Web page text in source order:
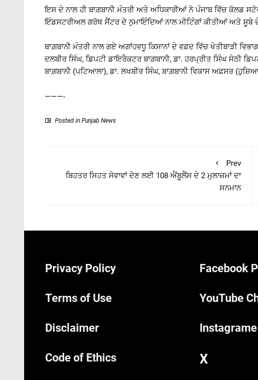
ਇਸ ਦੇ ਨਾਲ ਹੀ ਬਾਗ਼ਬਾਨੀ ਮੰਤਰੀ ਅਤੇ ਅਧਿਕਾਰੀਆਂ ਨੇ ਪੰਜਾਬ ਵਿੱਚ
ਇੰਡਸਟਰੀਅਲ ਗਰੋਥ ਸੈਂਟਰ ਦੇ ਨੁਮਾਇੰਦਿਆਂ ਨਾਲ ਮੀਟਿੰਗਾਂ ਕੀਤੀਆਂ ਅਤੇ ਸੂਬੇ
ਬਾਗ਼ਬਾਨੀ ਮੰਤਰੀ ਨਾਲ ਗਏ ਅਗਾਂਹਵਧੂ ਕਿਸਾਨਾਂ ਦੇ ਵਫ਼ਦ ਵਿੱਚ ਖੇਤੀਬਾੜੀ
ਦਲਬੀਰ ਸਿੰਘ, ਡਿਪਟੀ ਡਾਇਰੈਕਟਰ ਬਾਗ਼ਬਾਨੀ, ਡਾ. ਹਰਪ੍ਰੀਤ ਸਿੰਘ ਸੇਠੀ
ਬਾਗ਼ਬਾਨੀ (ਪਟਿਆਲਾ), ਡਾ. ਲਖਬੀਰ ਸਿੰਘ, ਬਾਗ਼ਬਾਨੀ ਵਿਕਾਸ ਅਫ਼ਸਰ
———-
Posted in Punjab News
Prev
ਬਿਹਤਰ ਸਿਹਤ ਸੇਵਾਵਾਂ ਦੇਣ ਲਈ 108 ਐਂਬੂਲੈਂਸ ਦੇ 2 ਮੁਲਾਜ਼ਮਾਂ ਦਾ
ਸਨਮਾਨ
Privacy Policy
Terms of Use
Disclaimer
Code of Ethics
Facebook
YouTube
Instagrame
X